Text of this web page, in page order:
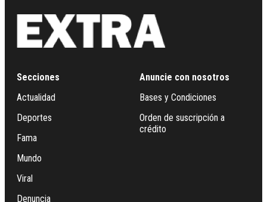
Secciones
Actualidad
Deportes
Fama
Mundo
Viral
Denuncia
Anuncie con nosotros
Bases y Condiciones
Orden de suscripción a
crédito